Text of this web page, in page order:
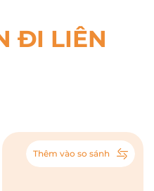
ĐI LIÊN
Thêm vào so sánh